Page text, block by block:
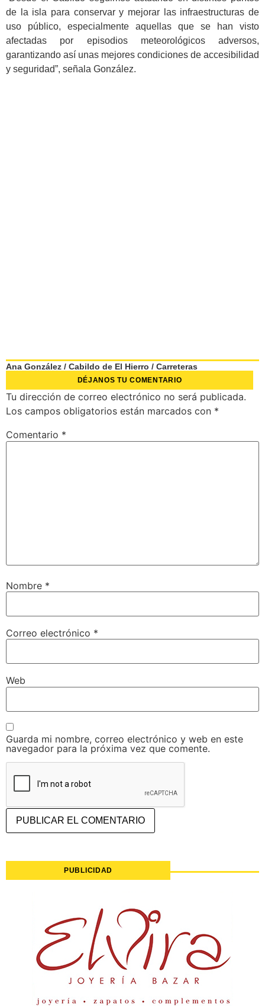
de la isla para conservar y mejorar las infraestructuras de
uso público, especialmente aquellas que se han visto
afectadas por episodios meteorológicos adversos,
garantizando así unas mejores condiciones de accesibilidad
y seguridad”, señala González.
Ana González / Cabildo de El Hierro / Carreteras
DÉJANOS TU COMENTARIO
Tu dirección de correo electrónico no será publicada.
Los campos obligatorios están marcados con *
Comentario *
Nombre *
Correo electrónico *
Web
Guarda mi nombre, correo electrónico y web en este
navegador para la próxima vez que comente.
PUBLICIDAD